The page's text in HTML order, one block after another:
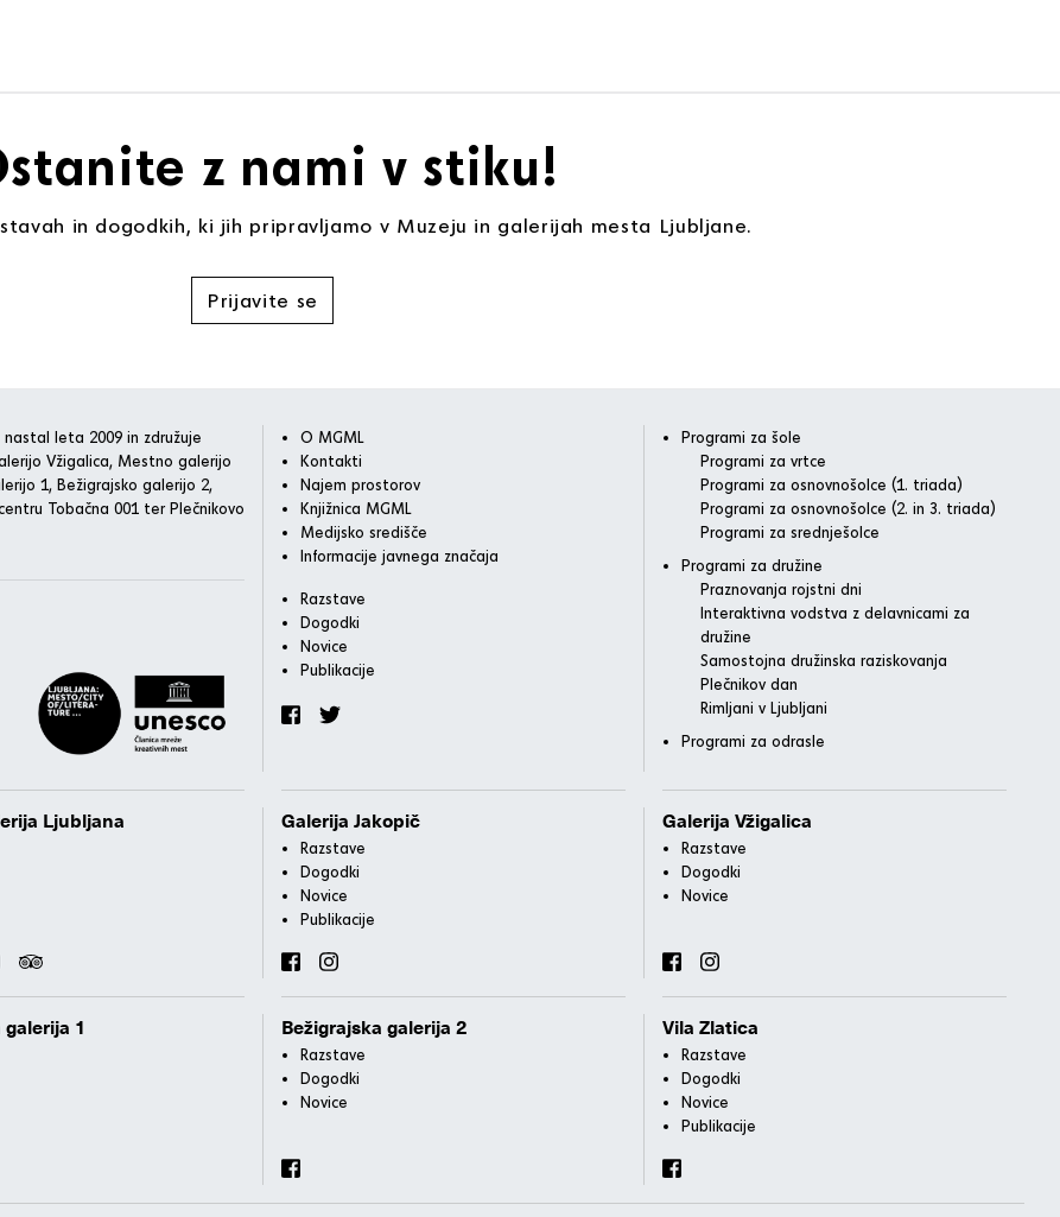
z nami v stiku!
in dogodkih, ki jih pripravljamo v Muzeju in galerijah mesta Ljubljane.
Prijavite se
leta 2009 in združuje
Vžigalica, Mestno galerijo
1, Bežigrajsko galerijo 2,
Tobačna 001 ter Plečnikovo
O MGML
Kontakti
Najem prostorov
Knjižnica MGML
Medijsko središče
Informacije javnega značaja
Razstave
Dogodki
Novice
Publikacije
Programi za šole
Programi za vrtce
Programi za osnovnošolce (1. triada)
Programi za osnovnošolce (2. in 3. triada)
Programi za srednješolce
Programi za družine
Praznovanja rojstni dni
Interaktivna vodstva z delavnicami za
družine
Samostojna družinska raziskovanja
Plečnikov dan
Rimljani v Ljubljani
Programi za odrasle
Ljubljana Galerija Jakopič
Razstave
Dogodki
Novice
Publikacije
Galerija Vžigalica
Razstave
Dogodki
Novice
galerija 1 Bežigrajska galerija 2
Razstave
Dogodki
Novice
Vila Zlatica
Razstave
Dogodki
Novice
Publikacije